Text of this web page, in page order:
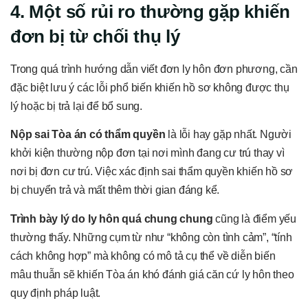
4. Một số rủi ro thường gặp khiến
đơn bị từ chối thụ lý
Trong quá trình hướng dẫn viết đơn ly hôn đơn phương, cần
đặc biệt lưu ý các lỗi phổ biến khiến hồ sơ không được thụ
lý hoặc bị trả lại để bổ sung.
Nộp sai Tòa án có thẩm quyền là lỗi hay gặp nhất. Người
khởi kiện thường nộp đơn tại nơi mình đang cư trú thay vì
nơi bị đơn cư trú. Việc xác định sai thẩm quyền khiến hồ sơ
bị chuyển trả và mất thêm thời gian đáng kể.
Trình bày lý do ly hôn quá chung chung cũng là điểm yếu
thường thấy. Những cụm từ như “không còn tình cảm”, “tính
cách không hợp” mà không có mô tả cụ thể về diễn biến
mâu thuẫn sẽ khiến Tòa án khó đánh giá căn cứ ly hôn theo
quy định pháp luật.